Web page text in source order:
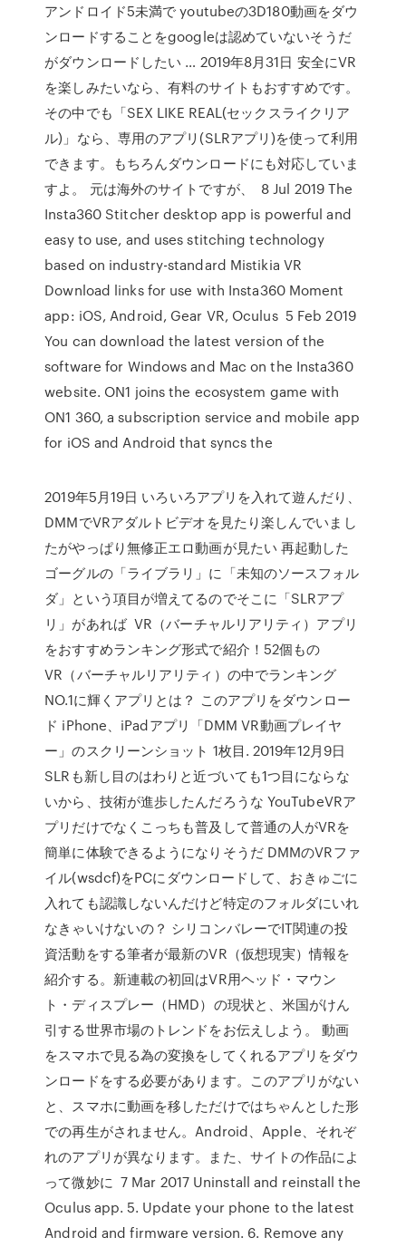
アンドロイド5未満で youtubeの3D180動画をダウ
ンロードすることをgoogleは認めていないそうだ
がダウンロードしたい … 2019年8月31日 安全にVR
を楽しみたいなら、有料のサイトもおすすめです。
その中でも「SEX LIKE REAL(セックスライクリア
ル)」なら、専用のアプリ(SLRアプリ)を使って利用
できます。もちろんダウンロードにも対応していま
すよ。 元は海外のサイトですが、 8 Jul 2019 The
Insta360 Stitcher desktop app is powerful and
easy to use, and uses stitching technology
based on industry-standard Mistikia VR
Download links for use with Insta360 Moment
app: iOS, Android, Gear VR, Oculus 5 Feb 2019
You can download the latest version of the
software for Windows and Mac on the Insta360
website. ON1 joins the ecosystem game with
ON1 360, a subscription service and mobile app
for iOS and Android that syncs the
2019年5月19日 いろいろアプリを入れて遊んだり、
DMMでVRアダルトビデオを見たり楽しんでいまし
たがやっぱり無修正エロ動画が見たい 再起動した
ゴーグルの「ライブラリ」に「未知のソースフォル
ダ」という項目が増えてるのでそこに「SLRアプ
リ」があれば VR（バーチャルリアリティ）アプリ
をおすすめランキング形式で紹介！52個もの
VR（バーチャルリアリティ）の中でランキング
NO.1に輝くアプリとは？ このアプリをダウンロー
ド iPhone、iPadアプリ「DMM VR動画プレイヤ
ー」のスクリーンショット 1枚目. 2019年12月9日
SLRも新し目のはわりと近づいても1つ目にならな
いから、技術が進歩したんだろうな YouTubeVRア
プリだけでなくこっちも普及して普通の人がVRを
簡単に体験できるようになりそうだ DMMのVRファ
イル(wsdcf)をPCにダウンロードして、おきゅごに
入れても認識しないんだけど特定のフォルダにいれ
なきゃいけないの？ シリコンバレーでIT関連の投
資活動をする筆者が最新のVR（仮想現実）情報を
紹介する。新連載の初回はVR用ヘッド・マウン
ト・ディスプレー（HMD）の現状と、米国がけん
引する世界市場のトレンドをお伝えしよう。 動画
をスマホで見る為の変換をしてくれるアプリをダウ
ンロードをする必要があります。このアプリがない
と、スマホに動画を移しただけではちゃんとした形
での再生がされません。Android、Apple、それぞ
れのアプリが異なります。また、サイトの作品によ
って微妙に 7 Mar 2017 Uninstall and reinstall the
Oculus app. 5. Update your phone to the latest
Android and firmware version. 6. Remove any